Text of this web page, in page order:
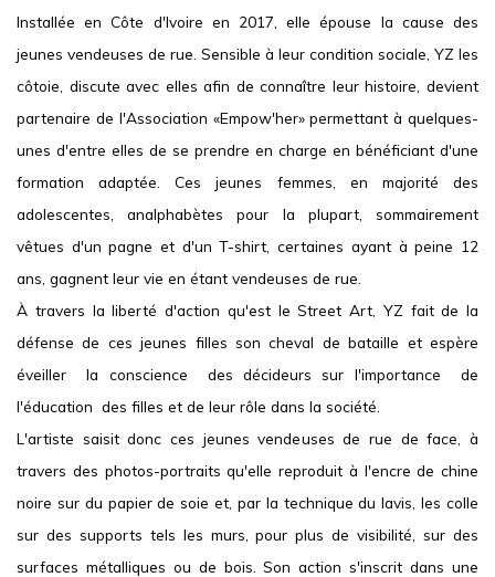
Installée en Côte d'Ivoire en 2017, elle épouse la cause des
jeunes vendeuses de rue. Sensible à leur condition sociale, YZ les
côtoie, discute avec elles afin de connaître leur histoire, devient
partenaire de l'Association «Empow'her» permettant à quelques-
unes d'entre elles de se prendre en charge en bénéficiant d'une
formation adaptée. Ces jeunes femmes, en majorité des
adolescentes, analphabètes pour la plupart, sommairement
vêtues d'un pagne et d'un T-shirt, certaines ayant à peine 12
ans, gagnent leur vie en étant vendeuses de rue.
À travers la liberté d'action qu'est le Street Art, YZ fait de la
défense de ces jeunes filles son cheval de bataille et espère
éveiller la conscience des décideurs sur l'importance de
l'éducation des filles et de leur rôle dans la société.
L'artiste saisit donc ces jeunes vendeuses de rue de face, à
travers des photos-portraits qu'elle reproduit à l'encre de chine
noire sur du papier de soie et, par la technique du lavis, les colle
sur des supports tels les murs, pour plus de visibilité, sur des
surfaces métalliques ou de bois. Son action s'inscrit dans une